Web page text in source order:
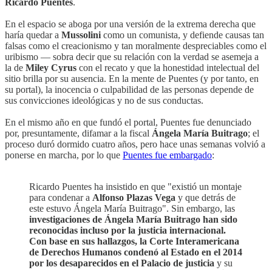
En el espacio se aboga por una versión de la extrema derecha que
haría quedar a Mussolini como un comunista, y defiende causas tan
falsas como el creacionismo y tan moralmente despreciables como el
uribismo — sobra decir que su relación con la verdad se asemeja a
la de Miley Cyrus con el recato y que la honestidad intelectual del
sitio brilla por su ausencia. En la mente de Puentes (y por tanto, en
su portal), la inocencia o culpabilidad de las personas depende de
sus convicciones ideológicas y no de sus conductas.
En el mismo año en que fundó el portal, Puentes fue denunciado
por, presuntamente, difamar a la fiscal Ángela María Buitrago; el
proceso duró dormido cuatro años, pero hace unas semanas volvió a
ponerse en marcha, por lo que Puentes fue embargado:
Ricardo Puentes ha insistido en que "existió un montaje
para condenar a Alfonso Plazas Vega y que detrás de
este estuvo Ángela María Buitrago". Sin embargo, las
investigaciones de Ángela María Buitrago han sido
reconocidas incluso por la justicia internacional.
Con base en sus hallazgos, la Corte Interamericana
de Derechos Humanos condenó al Estado en el 2014
por los desaparecidos en el Palacio de justicia y su